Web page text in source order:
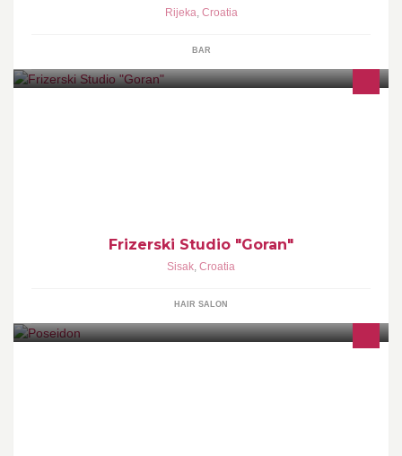
Rijeka, Croatia
BAR
Frizerski Studio "Goran"
Sisak, Croatia
HAIR SALON